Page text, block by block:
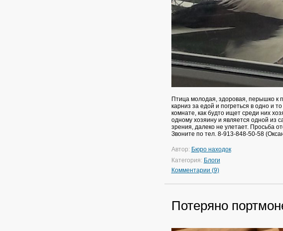
Птица молодая, здоровая, перышко к
карниз за едой и погреться в одно и
комнате, как будто ищет среди них
одному хозяину и является одной из
зрения, далеко не улетает. Просьба
Звоните по тел. 8-913-848-50-58
Автор: Бюро находок
Категория: Блоги
Комментарии (9)
Потеряно